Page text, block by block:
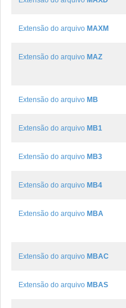
Extensão do arquivo MAXM
Extensão do arquivo MAZ
Extensão do arquivo MB
Extensão do arquivo MB1
Extensão do arquivo MB3
Extensão do arquivo MB4
Extensão do arquivo MBA
Extensão do arquivo MBAC
Extensão do arquivo MBAS